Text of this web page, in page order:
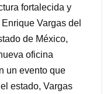
fortalecida y
Vargas del
de México,
oficina
un evento que
estado, Vargas